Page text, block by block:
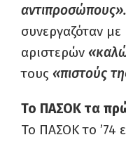
αντιπροσώπους».
συνεργαζόταν
αριστερών
τους «πιστούς
Το ΠΑΣΟΚ τα
Το ΠΑΣΟΚ το ’74